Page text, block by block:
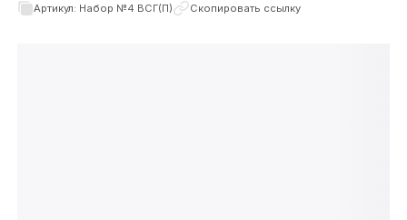
Артикул: Набор №4 ВСГ(П) Скопировать ссылку